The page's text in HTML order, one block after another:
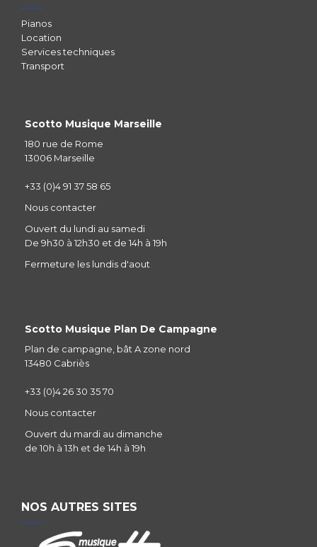
Pianos
Location
Services techniques
Transport
Scotto Musique Marseille
180 rue de Rome
13006 Marseille
+33 (0)4 91 37 58 65
Nous contacter
Ouvert du lundi au samedi
De 9h30 à 12h30 et de 14h à 19h
Fermeture les lundis d'aout
Scotto Musique Plan De Campagne
Plan de campagne, bât A zone nord
13480 Cabriès
+33 (0)4 26 30 35 70
Nous contacter
Ouvert du mardi au dimanche
de 10h à 13h et de 14h à 19h
NOS AUTRES SITES